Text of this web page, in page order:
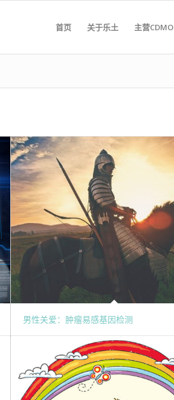
首页 关于乐土 主营CDMO
男性关爱：肿瘤易感基因检测